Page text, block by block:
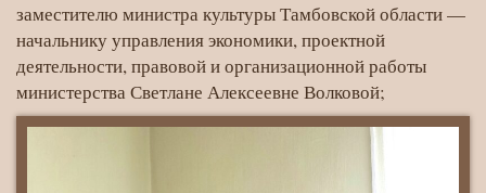
заместителю министра культуры Тамбовской области —
начальнику управления экономики, проектной
деятельности, правовой и организационной работы
министерства Светлане Алексеевне Волковой;